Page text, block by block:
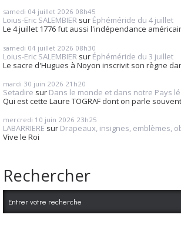
samedi 04 juillet 2026 08h45
Loius-Eric SALEMBIER sur Éphéméride du 4 juillet
Le 4 juillet 1776 fut aussi l'indépendance
samedi 04 juillet 2026 08h30
Loius-Eric SALEMBIER sur Éphéméride du 3 juillet
Le sacre d'Hugues à Noyon inscrivit son règne
mardi 30 juin 2026 21h20
Setadire sur Dans le monde et dans notre Pays
Qui est cette Laure TOGRAF dont on parle
mercredi 10 juin 2026 23h25
LABARRIERE sur Drapeaux, insignes, emblèmes,
Vive le Roi
Rechercher